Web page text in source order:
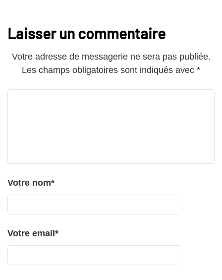
Laisser un commentaire
Votre adresse de messagerie ne sera pas publiée.
Les champs obligatoires sont indiqués avec *
Votre nom*
Votre email *